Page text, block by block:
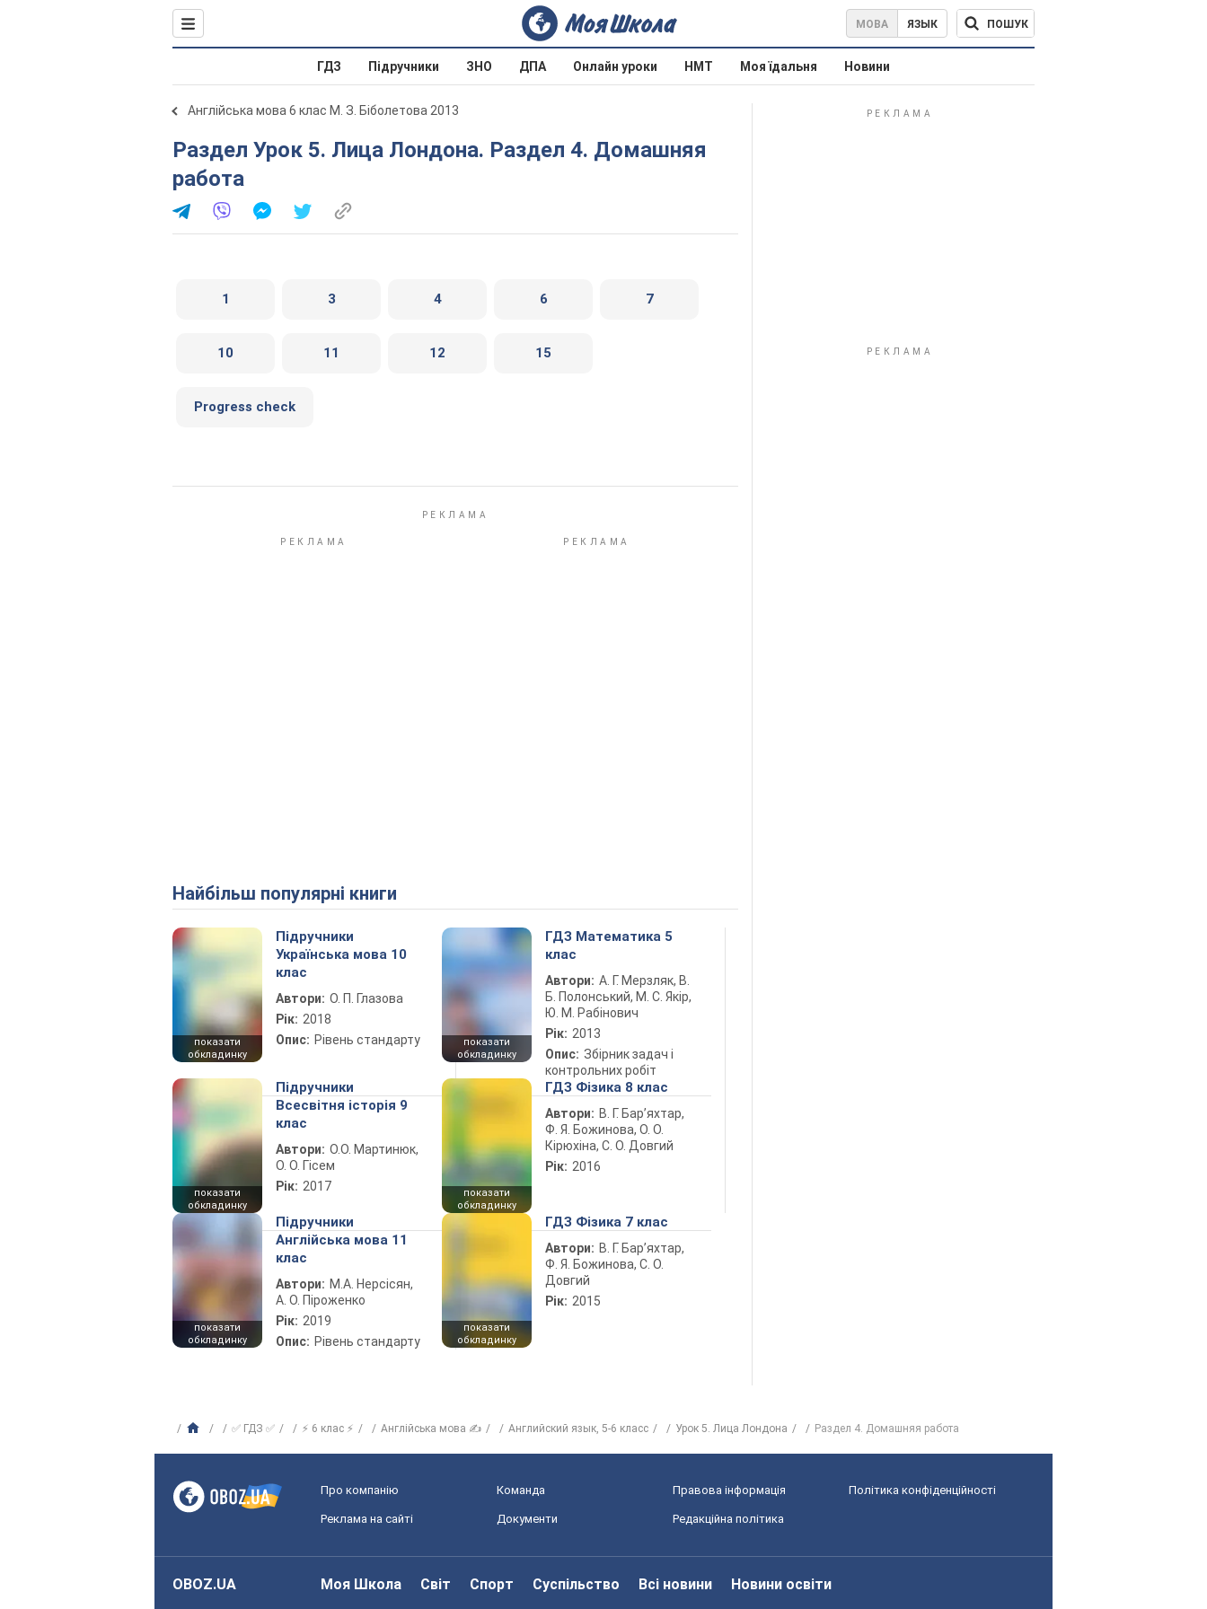
МОВА ЯЗЫК ПОШУК
ГДЗ Підручники ЗНО ДПА Онлайн уроки НМТ Моя їдальня Новини
Англійська мова 6 клас М. З. Біболетова 2013
Раздел Урок 5. Лица Лондона. Раздел 4. Домашняя
работа
1 3 4 6 7
10 11 12 15
Progress check
Найбільш популярні книги
показати
обкладинку
Підручники
Українська мова 10
клас
Автори: О. П. Глазова
Рік: 2018
Опис: Рівень стандарту
показати
обкладинку
ГДЗ Математика 5
клас
Автори: А. Г. Мерзляк, В.
Б. Полонський, М. С. Якір,
Ю. М. Рабінович
Рік: 2013
Опис: Збірник задач і
контрольних робіт
показати
обкладинку
Підручники
Всесвітня історія 9
клас
Автори: О.О. Мартинюк,
О. О. Гісем
Рік: 2017
показати
обкладинку
ГДЗ Фізика 8 клас
Автори: В. Г. Бар’яхтар,
Ф. Я. Божинова, О. О.
Кірюхіна, С. О. Довгий
Рік: 2016
показати
обкладинку
Підручники
Англійська мова 11
клас
Автори: М.А. Нерсісян,
А. О. Піроженко
Рік: 2019
Опис: Рівень стандарту
показати
обкладинку
ГДЗ Фізика 7 клас
Автори: В. Г. Бар’яхтар,
Ф. Я. Божинова, С. О.
Довгий
Рік: 2015
✅ ГДЗ ✅ ⚡ 6 клас ⚡ Англійська мова ✍ Английский язык, 5-6 класс Урок 5. Лица Лондона Раздел 4. Домашняя работа
Про компанію Команда Правова інформація Політика конфіденційності
Реклама на сайті Документи Редакційна політика
OBOZ.UA Моя Школа Світ Спорт Суспільство Всі новини Новини освіти